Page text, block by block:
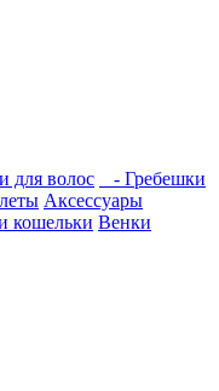
для волос
- Гребешки
Аксессуары
кошельки Венки